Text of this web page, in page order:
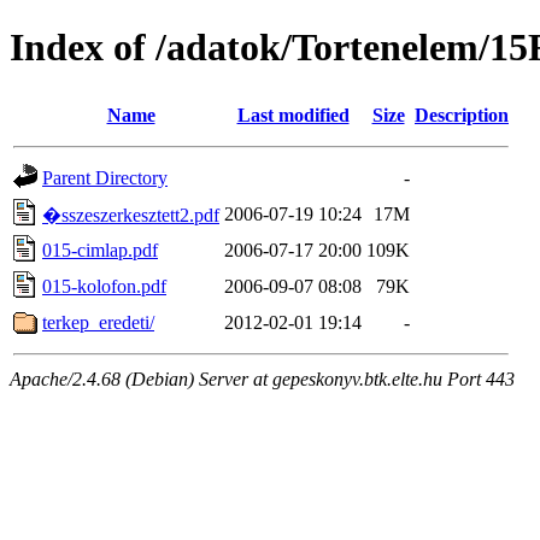
Index of /adatok/Tortenelem/
Name Last modified Size Description
Parent Directory
-
�sszeszerkesztett2.pdf 2006-07-19 10:24
17M
015-cimlap.pdf
2006-07-17 20:00 109K
015-kolofon.pdf
2006-09-07 08:08
79K
terkep_eredeti/
2012-02-01 19:14 -
Apache/2.4.68 (Debian) Server at gepeskonyv.btk.elte.hu Port 443